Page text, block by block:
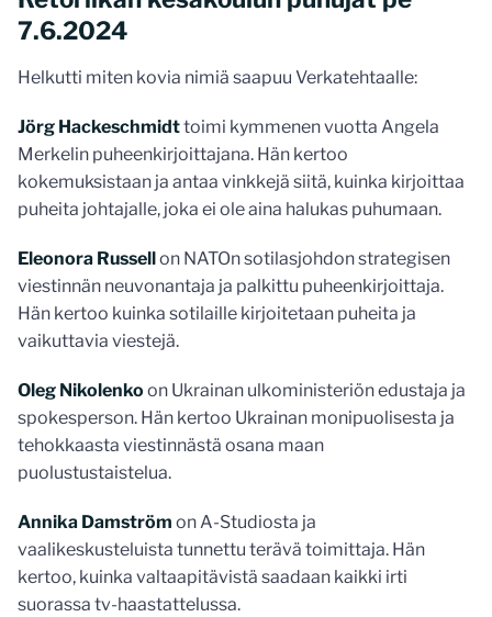
7.6.2024
Helkutti miten kovia nimiä saapuu Verkatehtaalle:
Jörg Hackeschmidttoimi kymmenen vuotta Angela
Merkelin puheenkirjoittajana. Hän kertoo
kokemuksistaan ja antaa vinkkejä siitä, kuinka kirjoittaa
puheita johtajalle, joka ei ole aina halukas puhumaan.
Eleonora Russell on NATOn sotilasjohdon strategisen
viestinnän neuvonantaja ja palkittu puheenkirjoittaja.
Hän kertoo kuinka sotilaille kirjoitetaan puheita ja
vaikuttavia viestejä.
Oleg Nikolenko on Ukrainan ulkoministeriön edustaja ja
spokesperson. Hän kertoo Ukrainan monipuolisesta ja
tehokkaasta viestinnästä osana maan
puolustustaistelua.
Annika Damström on A-Studiosta ja
vaalikeskusteluista tunnettu terävä toimittaja. Hän
kertoo, kuinka valtaapitävistä saadaan kaikki irti
suorassa tv-haastattelussa.